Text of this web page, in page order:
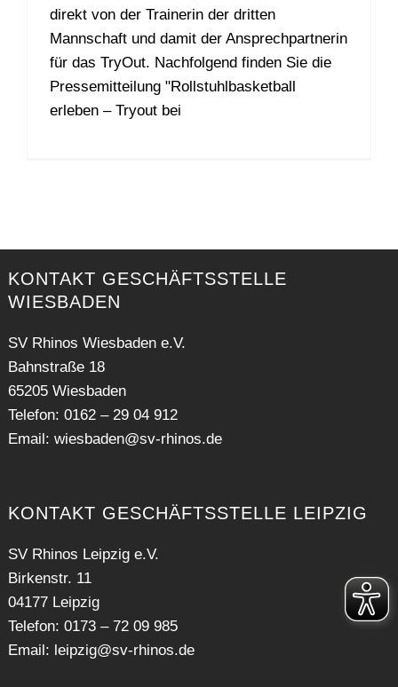
direkt von der Trainerin der dritten
Mannschaft und damit der Ansprechpartnerin
für das TryOut. Nachfolgend finden Sie die
Pressemitteilung "Rollstuhlbasketball
erleben – Tryout bei
KONTAKT GESCHÄFTSSTELLE
WIESBADEN
SV Rhinos Wiesbaden e.V.
Bahnstraße 18
65205 Wiesbaden
Telefon: 0162 – 29 04 912
Email: wiesbaden@sv-rhinos.de
KONTAKT GESCHÄFTSSTELLE LEIPZIG
SV Rhinos Leipzig e.V.
Birkenstr. 11
04177 Leipzig
Telefon: 0173 – 72 09 985
Email: leipzig@sv-rhinos.de